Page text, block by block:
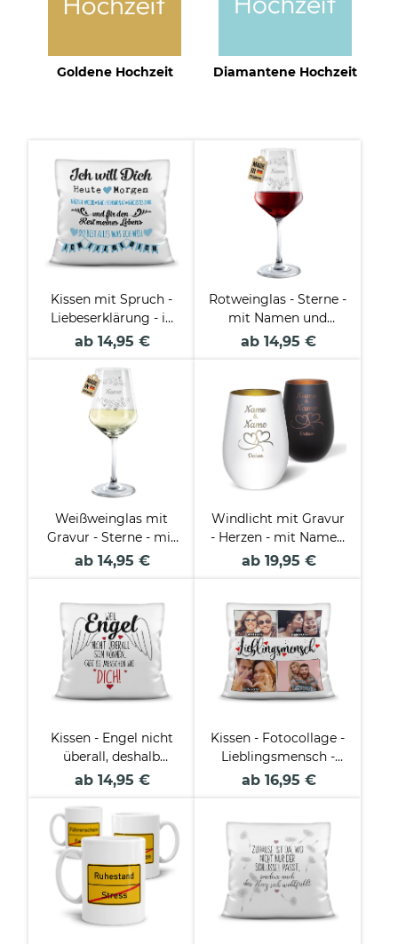
Goldene Hochzeit Diamantene Hochzeit
Kissen mit Spruch -
Liebeserklärung - in
Blau
ab 14,95 €
Rotweinglas - Sterne -
mit Namen und
Datum
ab 14,95 €
Weißweinglas mit
Gravur - Sterne - mit
Name
ab 14,95 €
Windlicht mit Gravur
- Herzen - mit Namen
und Datum - inkl.
ab 19,95 €
Kissen - Engel nicht
überall, deshalb
Menschen wie dich!
ab 14,95 €
Kissen - Fotocollage -
Lieblingsmensch -
mit vier Wunschfotos
ab 16,95 €